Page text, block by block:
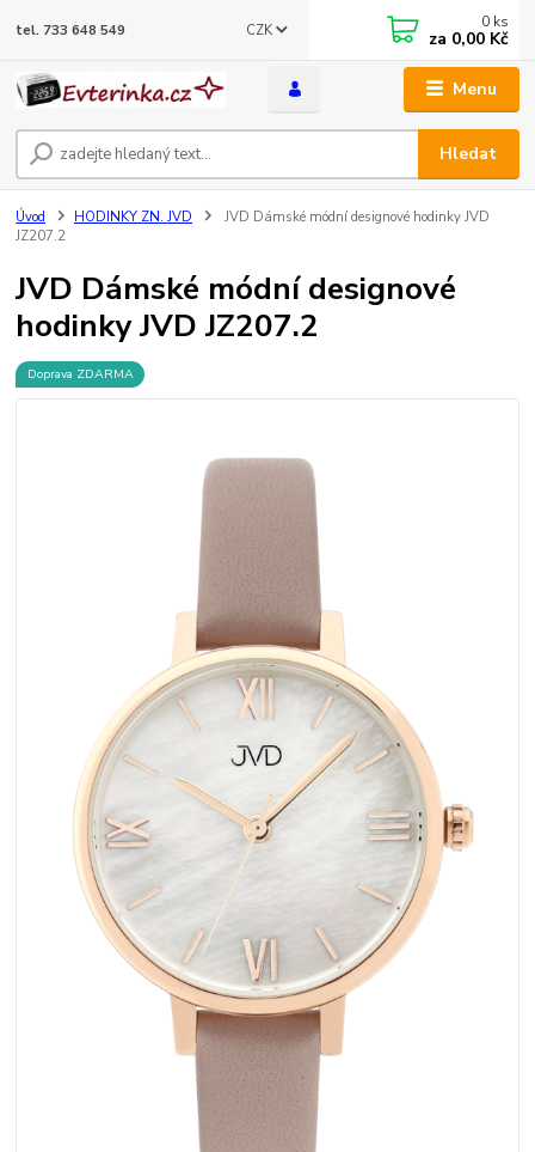
Menu
CZK
Hledat
tel. 733 648 549 0 ks
za 0,00 Kč
Úvod HODINKY ZN. JVD
JVD Dámské módní designové hodinky JVD
JZ207.2
JVD Dámské módní designové
hodinky JVD JZ207.2
Doprava ZDARMA